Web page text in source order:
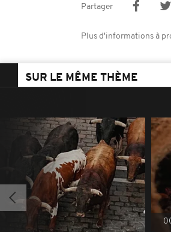
Partager
Plus d'informations à
SUR LE MÊME THÈME